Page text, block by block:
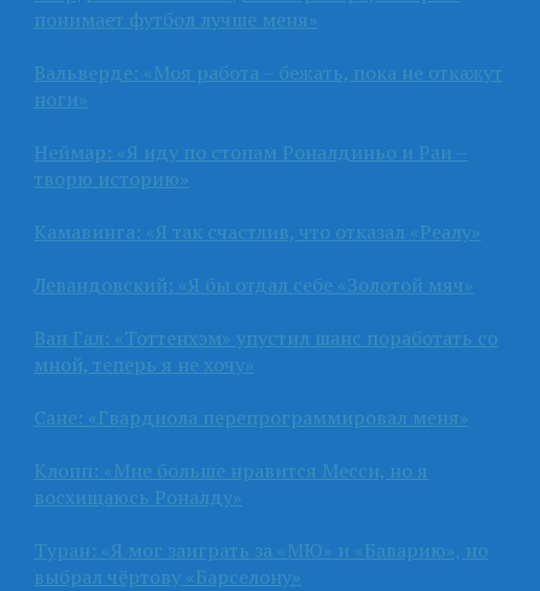
понимает футбол лучше меня»
Вальверде: «Моя работа – бежать, пока не откажут
ноги»
Неймар: «Я иду по стопам Роналдиньо и Раи –
творю историю»
Камавинга: «Я так счастлив, что отказал «Реалу»
Левандовский: «Я бы отдал себе «Золотой мяч»
Ван Гал: «Тоттенхэм» упустил шанс поработать со
мной, теперь я не хочу»
Сане: «Гвардиола перепрограммировал меня»
Клопп: «Мне больше нравится Месси, но я
восхищаюсь Роналду»
Туран: «Я мог заиграть за «МЮ» и «Баварию», но
выбрал чёртову «Барселону»